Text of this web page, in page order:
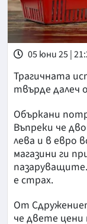
05 юни 25 |
Трагичната
твърде далеч
Объркани
Въпреки че
лева и в евро
магазини ги
е страх.
От
че двете